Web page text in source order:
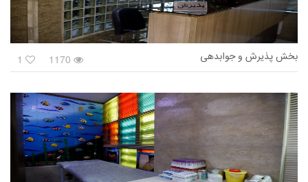
1170
1 بخش پذیرش و جوابدهی